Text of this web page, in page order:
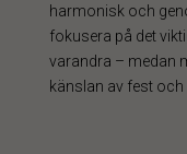
harmonisk och
fokusera på det
varandra – medan
känslan av fest och